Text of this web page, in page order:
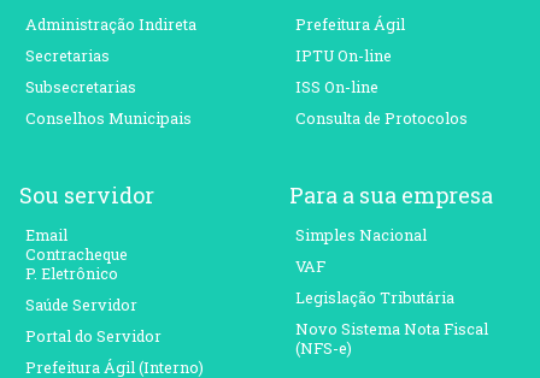
Administração Indireta
Secretarias
Subsecretarias
Conselhos Municipais
Prefeitura Ágil
IPTU On-line
ISS On-line
Consulta de Protocolos
Sou servidor
Email
Contracheque
P. Eletrônico
Saúde Servidor
Portal do Servidor
Prefeitura Ágil (Interno)
Para a sua empresa
Simples Nacional
VAF
Legislação Tributária
Novo Sistema Nota Fiscal
(NFS-e)